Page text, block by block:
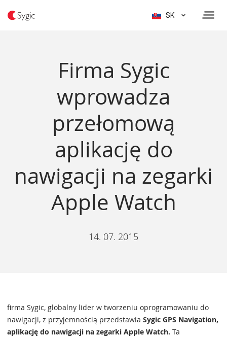
SK
Firma Sygic
wprowadza
przełomową
aplikację do
nawigacji na zegarki
Apple Watch
14. 07. 2015
firma Sygic, globalny lider w tworzeniu oprogramowaniu do
nawigacji, z przyjemnością przedstawia Sygic GPS Navigation,
aplikację do nawigacji na zegarki Apple Watch. Ta